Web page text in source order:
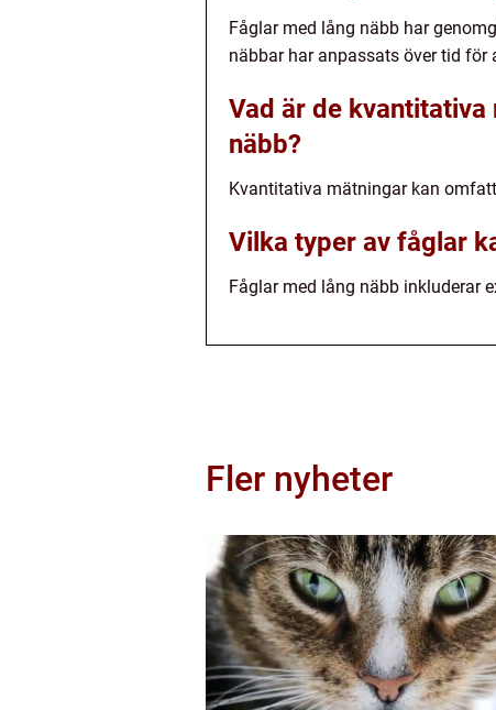
Fåglar med lång näbb har
näbbar har anpassats över tid
Vad är de
näbb?
Kvantitativa mätningar kan
Vilka typer av fåglar
Fåglar med lång näbb inkluderar
Fler nyheter